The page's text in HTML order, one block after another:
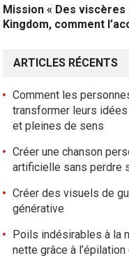
Mission « Des
Kingdom, comment
ARTICLES RÉCENTS
Comment les
transformer leurs
et pleines de sens
Créer une chanson
artificielle sans perdre
Créer des visuels de
générative
Poils indésirables à la
nette grâce à